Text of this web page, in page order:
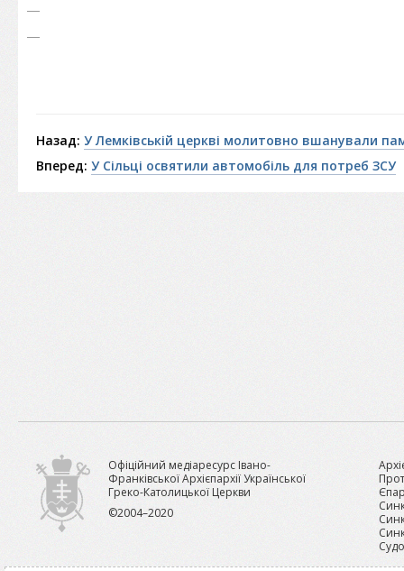
Назад: У Лемківській церкві молитовно вшанували
Вперед: У Сільці освятили автомобіль для потреб ЗСУ
Офіційний медіаресурс Івано-
Франківської Архієпархії Української
Греко-Католицької Церкви
©2004–2020